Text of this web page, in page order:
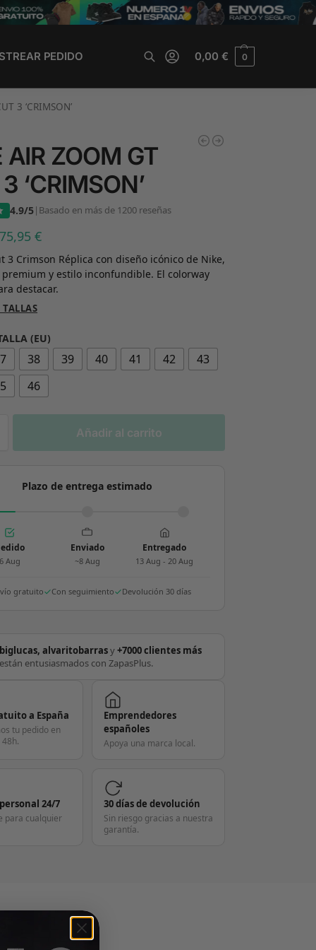
PEDIDO 0,00€ 0
3 ‘CRIMSON’
AIR ZOOM GT
‘CRIMSON’
4.9/5| Basado en más de 1200 reseñas
75,95€
3 Crimson Réplica con diseño icónico de Nike,
y estilo inconfundible. El colorway
destacar.
(EU)
38 39 40 41 42
43
46
Añadir al carrito
Plazo de entrega estimado
Aug
Enviado
~8 Aug
Entregado
13 Aug - 20 Aug
gratuito Con seguimiento Devolución 30 días
biglucas, alvaritobarrasy+7000 clientes más
están entusiasmados con ZapasPlus.
a España
tu pedido en
Emprendedores
españoles
Apoya una marca local.
24/7
para cualquier
30 días de devolución
Sin riesgo gracias a nuestra
garantía.